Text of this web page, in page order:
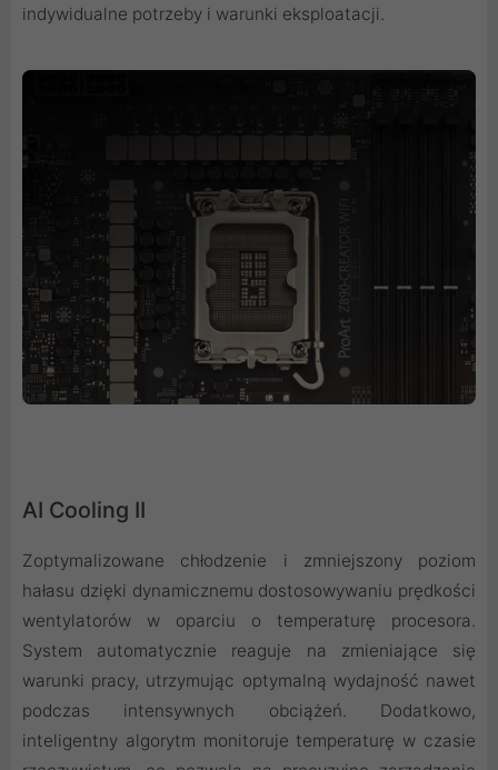
indywidualne potrzeby i warunki eksploatacji.
AI Cooling II
Zoptymalizowane chłodzenie i zmniejszony poziom
hałasu dzięki dynamicznemu dostosowywaniu prędkości
wentylatorów w oparciu o temperaturę procesora.
System automatycznie reaguje na zmieniające się
warunki pracy, utrzymując optymalną wydajność nawet
podczas intensywnych obciążeń. Dodatkowo,
inteligentny algorytm monitoruje temperaturę w czasie